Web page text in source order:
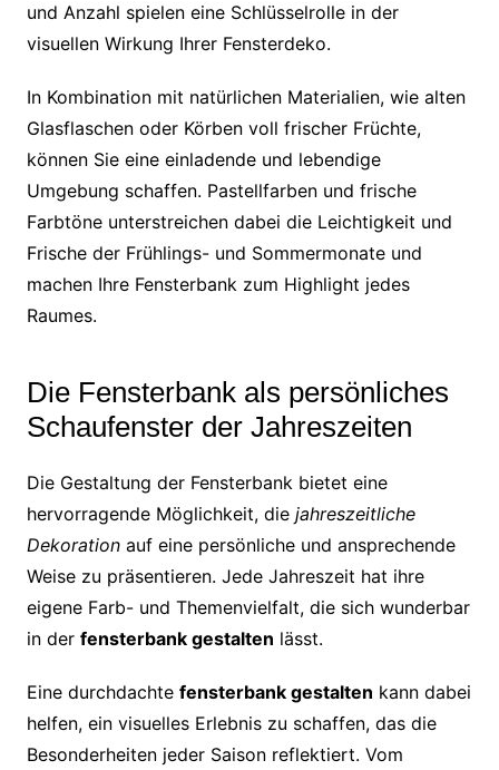
und Anzahl spielen eine Schlüsselrolle in der
visuellen Wirkung Ihrer Fensterdeko.
In Kombination mit natürlichen Materialien, wie alten
Glasflaschen oder Körben voll frischer Früchte,
können Sie eine einladende und lebendige
Umgebung schaffen. Pastellfarben und frische
Farbtöne unterstreichen dabei die Leichtigkeit und
Frische der Frühlings- und Sommermonate und
machen Ihre Fensterbank zum Highlight jedes
Raumes.
Die Fensterbank als persönliches
Schaufenster der Jahreszeiten
Die Gestaltung der Fensterbank bietet eine
hervorragende Möglichkeit, die jahreszeitliche
Dekorationauf eine persönliche und ansprechende
Weise zu präsentieren. Jede Jahreszeit hat ihre
eigene Farb- und Themenvielfalt, die sich wunderbar
in der fensterbank gestalten lässt.
Eine durchdachte fensterbank gestalten kann dabei
helfen, ein visuelles Erlebnis zu schaffen, das die
Besonderheiten jeder Saison reflektiert. Vom